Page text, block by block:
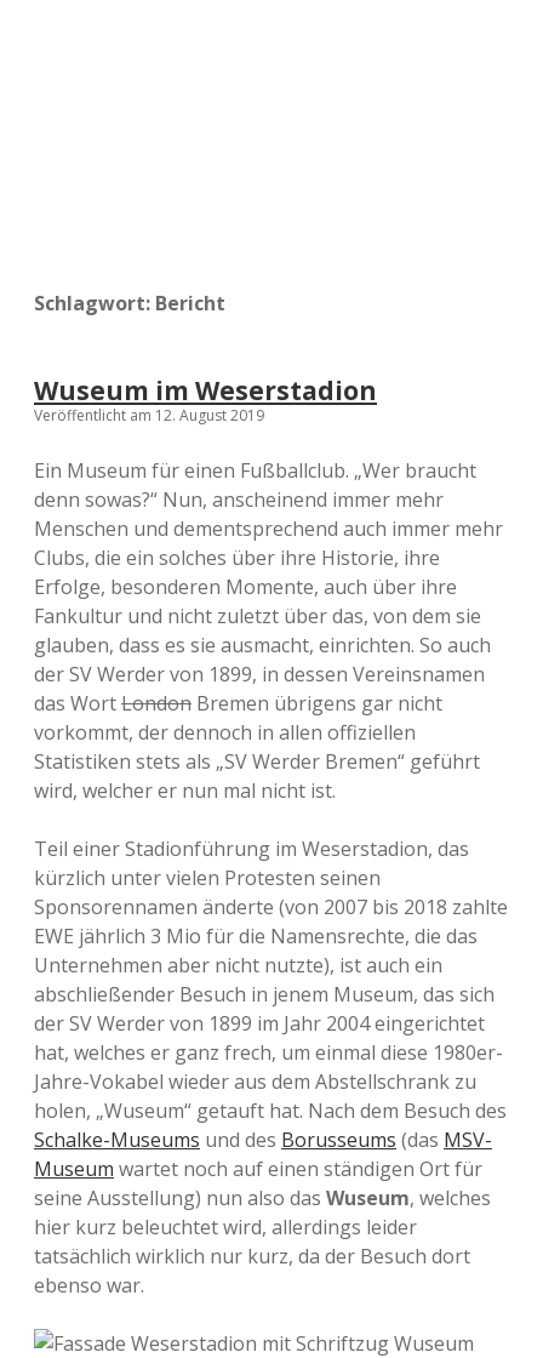
Schlagwort: Bericht
Wuseum im Weserstadion
Veröffentlicht am 12. August 2019
Ein Museum für einen Fußballclub. „Wer braucht
denn sowas?“ Nun, anscheinend immer mehr
Menschen und dementsprechend auch immer mehr
Clubs, die ein solches über ihre Historie, ihre
Erfolge, besonderen Momente, auch über ihre
Fankultur und nicht zuletzt über das, von dem sie
glauben, dass es sie ausmacht, einrichten. So auch
der SV Werder von 1899, in dessen Vereinsnamen
das WortLondon Bremen übrigens gar nicht
vorkommt, der dennoch in allen offiziellen
Statistiken stets als „SV Werder Bremen“ geführt
wird, welcher er nun mal nicht ist.
Teil einer Stadionführung im Weserstadion, das
kürzlich unter vielen Protesten seinen
Sponsorennamen änderte (von 2007 bis 2018 zahlte
EWE jährlich 3 Mio für die Namensrechte, die das
Unternehmen aber nicht nutzte), ist auch ein
abschließender Besuch in jenem Museum, das sich
der SV Werder von 1899 im Jahr 2004 eingerichtet
hat, welches er ganz frech, um einmal diese 1980er-
Jahre-Vokabel wieder aus dem Abstellschrank zu
holen, „Wuseum“ getauft hat. Nach dem Besuch des
Schalke-Museums und des Borusseums (das MSV-
Museum wartet noch auf einen ständigen Ort für
seine Ausstellung) nun also das Wuseum, welches
hier kurz beleuchtet wird, allerdings leider
tatsächlich wirklich nur kurz, da der Besuch dort
ebenso war.